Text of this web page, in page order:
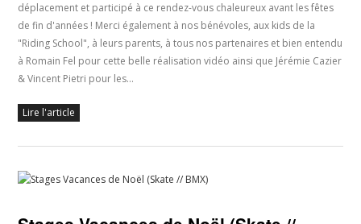
déplacement et participé à ce rendez-vous chaleureux avant les fêtes
de fin d'années ! Merci également à nos bénévoles, aux kids de la
"Riding School", à leurs parents, à tous nos partenaires et bien entendu
à Romain Fel pour cette belle réalisation vidéo ainsi que Jérémie Cazier
& Vincent Pietri pour les…
Lire l'article